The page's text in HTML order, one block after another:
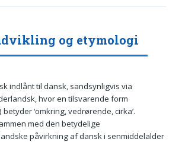
og etymologi
indlånt til dansk, sandsynligvis via
hvor en tilsvarende form
betyder ‘omkring, vedrørende, cirka’.
med den betydelige
påvirkning af dansk i senmiddelalder